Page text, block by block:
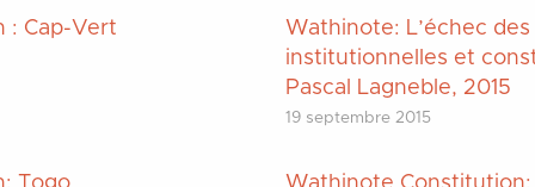
: Cap-Vert
Wathinote: L’échec
institutionnelles et
Pascal Lagneble, 2015
19 septembre 2015